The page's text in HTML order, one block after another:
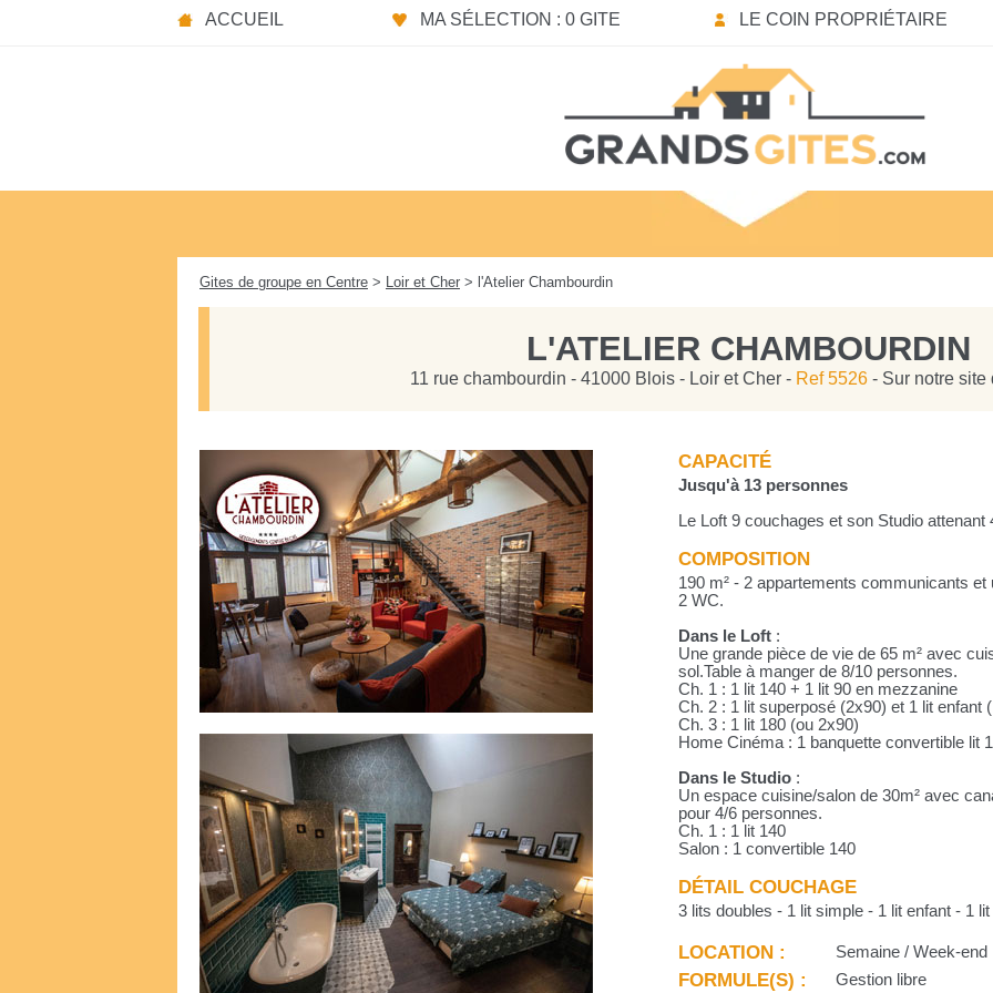
ACCUEIL MA SÉLECTION : 0 GITE LE COIN PROPRIÉTAIRE
Gites de groupe en Centre > Loir et Cher > l'Atelier Chambourdin
L'ATELIER CHAMBOURDIN
11 rue chambourdin - 41000 Blois - Loir et Cher - Ref 5526- Sur notre site
CAPACITÉ
Jusqu'à 13 personnes
Le Loft 9 couchages et son Studio attenant
COMPOSITION
190 m² - 2 appartements communicants
2 WC.
Dans le Loft :
Une grande pièce de vie de 65 m² avec
sol.Table à manger de 8/10 personnes.
Ch. 1 : 1 lit 140 + 1 lit 90 en mezzanine
Ch. 2 : 1 lit superposé (2x90) et 1 lit enfant
Ch. 3 : 1 lit 180 (ou 2x90)
Home Cinéma : 1 banquette convertible lit
Dans le Studio :
Un espace cuisine/salon de 30m² avec
pour 4/6 personnes.
Ch. 1 : 1 lit 140
Salon : 1 convertible 140
DÉTAIL COUCHAGE
3 lits doubles - 1 lit simple - 1 lit enfant - 1
LOCATION : Semaine / Week-end
FORMULE(S) : Gestion libre
Panneau de gestion des cookies